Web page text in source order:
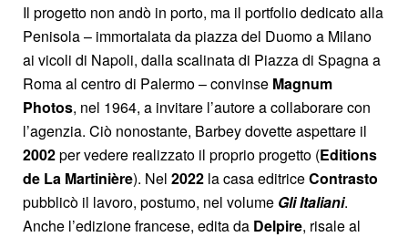
Il progetto non andò in porto, ma il portfolio dedicato alla
Penisola – immortalata da piazza del Duomo a Milano
ai vicoli di Napoli, dalla scalinata di Piazza di Spagna a
Roma al centro di Palermo – convinse Magnum
Photos, nel 1964, a invitare l’autore a collaborare con
l’agenzia. Ciò nonostante, Barbey dovette aspettare il
2002per vedere realizzato il proprio progetto (Editions
de La Martinière). Nel 2022 la casa editriceContrasto
pubblicò il lavoro, postumo, nel volume Gli Italiani.
Anche l’edizione francese, edita da Delpire, risale al